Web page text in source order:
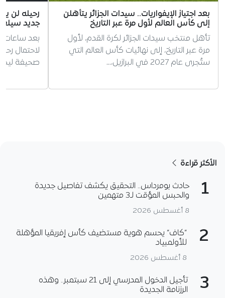
بعد اجتياز الإيفواريات.. سيدات الجزائر يتأهلن
إلى كأس العالم لأول مرة عبر التاريخ
تأهل منتخب سيدات الجزائر لكرة القدم، لأول
مرة عبر التاريخ، إلى نهائيات كأس العالم التي
ستُجرى عام 2027 في البرازيل،…
رحيله لن
جديد
بعد ساعات
لاحتمال
صحيفة
الأكثر قراءة
1
حادث بومرداس.. التحقيق يكشف تفاصيل جديدة
والحبس المؤقت لـ3 متهمين
8 أغسطس 2026
2
“كاف” يحسم هوية مستضيف كأس إفريقيا المؤهلة
للأولمبياد
8 أغسطس 2026
3
تأجيل الدخول المدرسي إلى 21 سبتمبر.. وهذه
الرزنامة الجديدة